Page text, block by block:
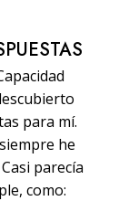
para mí.
he
parecía
como: